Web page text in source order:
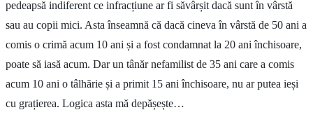
pedeapsă indiferent ce infracțiune ar fi săvârșit dacă sunt în vârstă
sau au copii mici. Asta înseamnă că dacă cineva în vârstă de 50 ani a
comis o crimă acum 10 ani și a fost condamnat la 20 ani închisoare,
poate să iasă acum. Dar un tânăr nefamilist de 35 ani care a comis
acum 10 ani o tâlhărie și a primit 15 ani închisoare, nu ar putea ieși
cu grațierea. Logica asta mă depășește…